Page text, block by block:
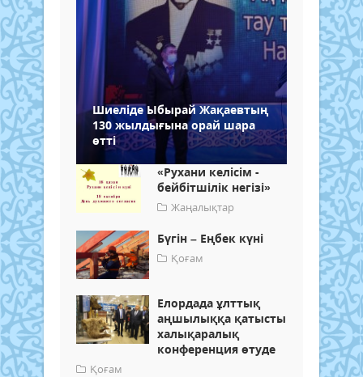
Шиеліде Ыбырай Жақаевтың
130 жылдығына орай шара
өтті
«Рухани келісім -
бейбітшілік негізі»
Жаңалықтар
Бүгін – Еңбек күні
Қоғам
Елордада ұлттық
аңшылыққа қатысты
халықаралық
конференция өтуде
Қоғам